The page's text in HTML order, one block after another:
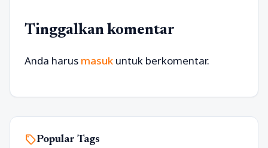
Tinggalkan komentar
Anda harus masuk untuk berkomentar.
sellPopular Tags